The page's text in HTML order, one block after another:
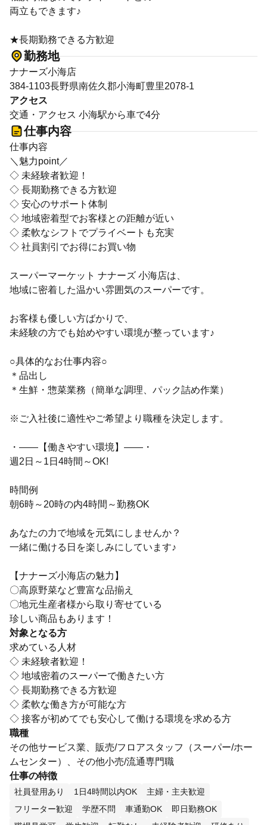
両立もできます♪
★長期勤務できる方歓迎
勤務地
ナナーズ小海店
384-1103長野県南佐久郡小海町豊里2078-1
アクセス
交通・アクセス 小海駅から車で4分
仕事内容
仕事内容
＼魅力point／
◇ 未経験者歓迎！
◇ 長期勤務できる方歓迎
◇ 安心のサポート体制
◇ 地域密着型でお客様との距離が近い
◇ 柔軟なシフトでプライベートも充実
◇ 社員割引でお得にお買い物
スーパーマーケット ナナーズ 小海店は、
地域に密着した温かい雰囲気のスーパーです。
お客様も優しい方ばかりで、
未経験の方でも始めやすい環境が整っています♪
○具体的なお仕事内容○
＊品出し
＊生鮮・惣菜業務（簡単な調理、パック詰め作業）
※ご入社後に適性やご希望より職種を決定します。
・――【働きやすい環境】――・
週2日～1日4時間～OK!
時間例
朝6時～20時の内4時間～勤務OK
あなたの力で地域を元気にしませんか？
一緒に働ける日を楽しみにしています♪
【ナナーズ小海店の魅力】
〇高原野菜など豊富な品揃え
〇地元生産者様から取り寄せている
珍しい商品もあります！
対象となる方
求めている人材
◇ 未経験者歓迎！
◇ 地域密着のスーパーで働きたい方
◇ 長期勤務できる方歓迎
◇ 柔軟な働き方が可能な方
◇ 接客が初めてでも安心して働ける環境を求める方
職種
その他サービス業、販売/フロアスタッフ（スーパー/ホー
ムセンター）、その他小売/流通専門職
仕事の特徴
社員登用あり 1日4時間以内OK
主婦・主夫歓迎
フリーター歓迎
学歴不問 車通勤OK
即日勤務OK